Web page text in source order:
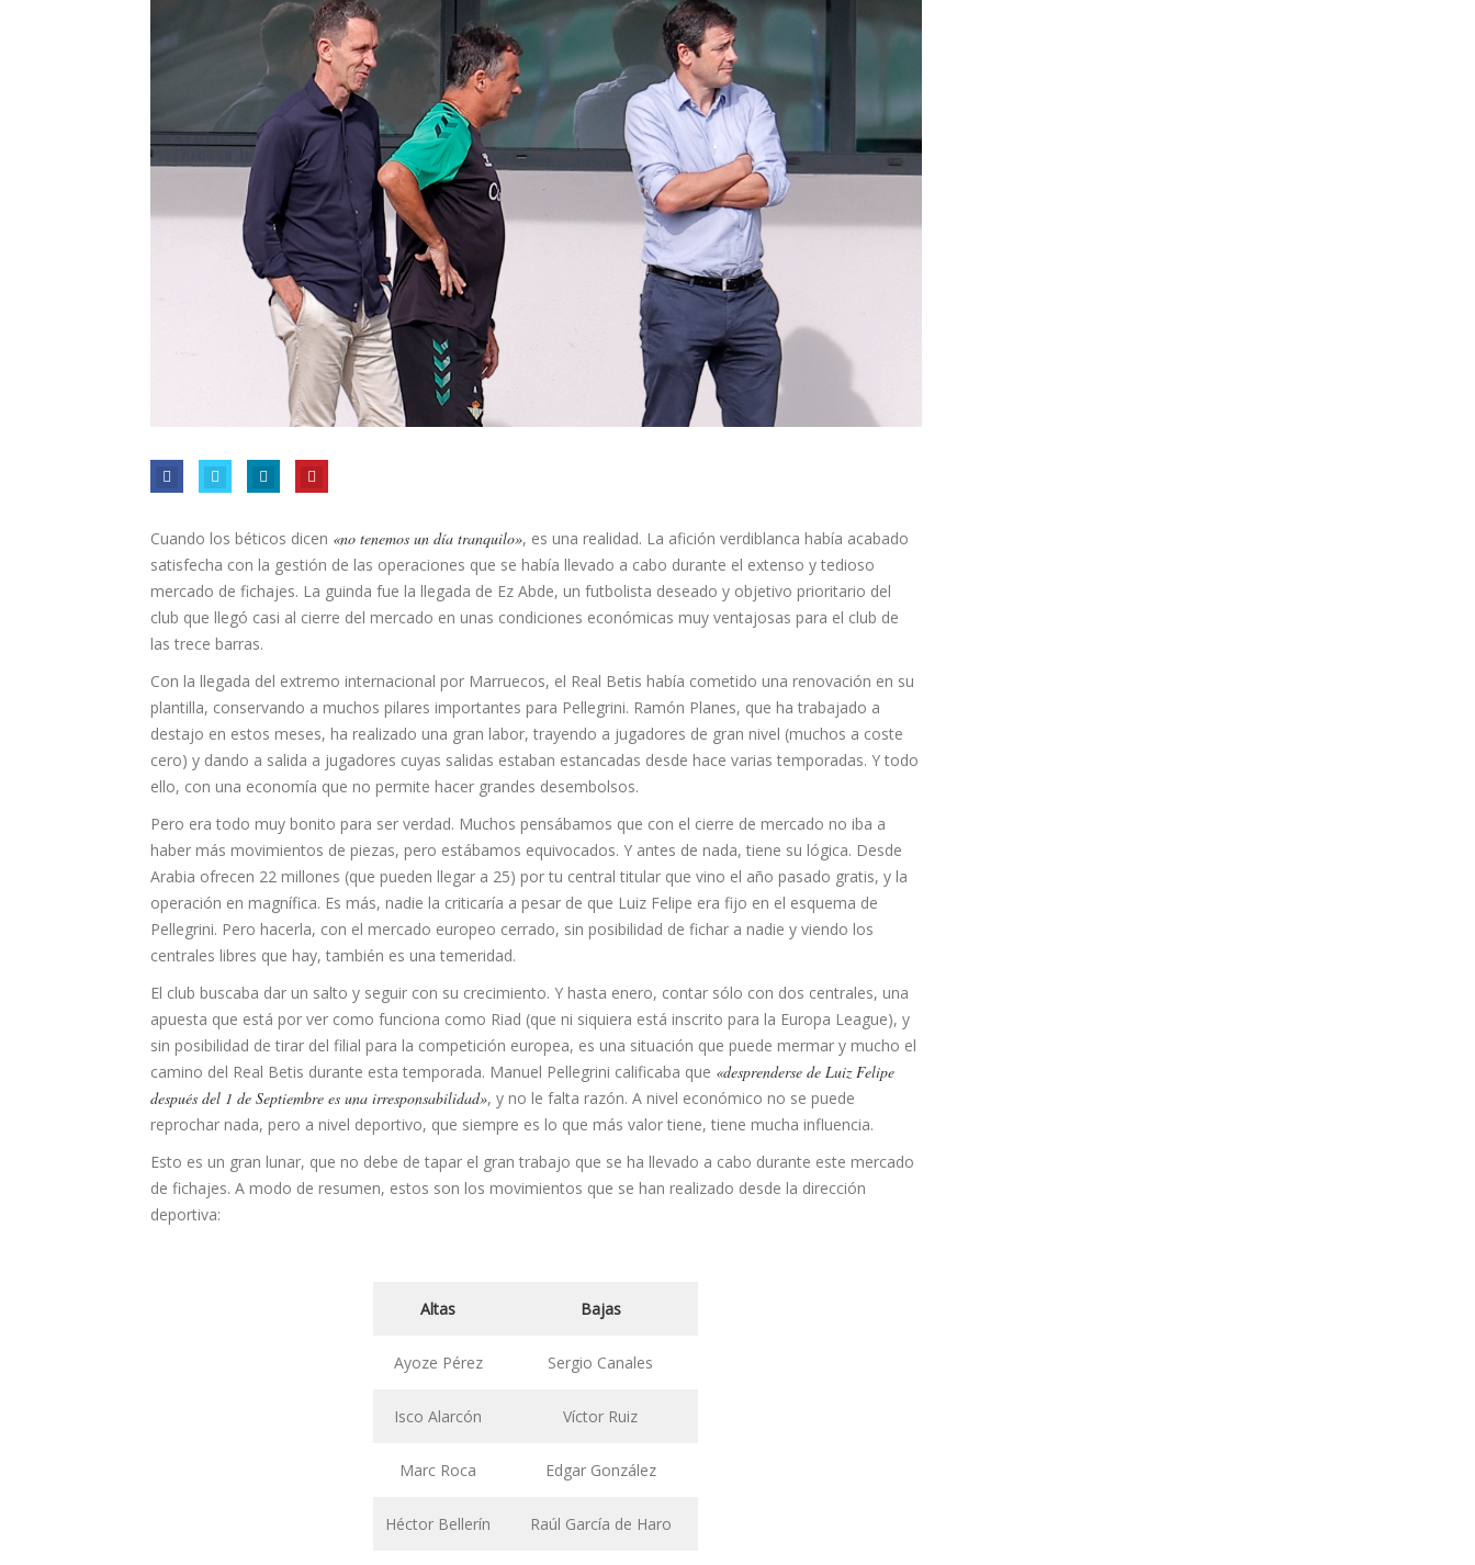
Cuando los béticos dicen «no tenemos un día tranquilo», es una realidad. La afición verdiblanca había acabado
satisfecha con la gestión de las operaciones que se había llevado a cabo durante el extenso y tedioso
mercado de fichajes. La guinda fue la llegada de Ez Abde, un futbolista deseado y objetivo prioritario del
club que llegó casi al cierre del mercado en unas condiciones económicas muy ventajosas para el club de
las trece barras.
Con la llegada del extremo internacional por Marruecos, el Real Betis había cometido una renovación en su
plantilla, conservando a muchos pilares importantes para Pellegrini. Ramón Planes, que ha trabajado a
destajo en estos meses, ha realizado una gran labor, trayendo a jugadores de gran nivel (muchos a coste
cero) y dando a salida a jugadores cuyas salidas estaban estancadas desde hace varias temporadas. Y todo
ello, con una economía que no permite hacer grandes desembolsos.
Pero era todo muy bonito para ser verdad. Muchos pensábamos que con el cierre de mercado no iba a
haber más movimientos de piezas, pero estábamos equivocados. Y antes de nada, tiene su lógica. Desde
Arabia ofrecen 22 millones (que pueden llegar a 25) por tu central titular que vino el año pasado gratis, y la
operación en magnífica. Es más, nadie la criticaría a pesar de que Luiz Felipe era fijo en el esquema de
Pellegrini. Pero hacerla, con el mercado europeo cerrado, sin posibilidad de fichar a nadie y viendo los
centrales libres que hay, también es una temeridad.
El club buscaba dar un salto y seguir con su crecimiento. Y hasta enero, contar sólo con dos centrales, una
apuesta que está por ver como funciona como Riad (que ni siquiera está inscrito para la Europa League), y
sin posibilidad de tirar del filial para la competición europea, es una situación que puede mermar y mucho el
camino del Real Betis durante esta temporada. Manuel Pellegrini calificaba que «desprenderse de Luiz Felipe
después del 1 de Septiembre es una irresponsabilidad», y no le falta razón. A nivel económico no se puede
reprochar nada, pero a nivel deportivo, que siempre es lo que más valor tiene, tiene mucha influencia.
Esto es un gran lunar, que no debe de tapar el gran trabajo que se ha llevado a cabo durante este mercado
de fichajes. A modo de resumen, estos son los movimientos que se han realizado desde la dirección
deportiva:
Altas Bajas
Ayoze Pérez Sergio Canales
Isco Alarcón Víctor Ruiz
Marc Roca Edgar González
Héctor Bellerín Raúl García de Haro